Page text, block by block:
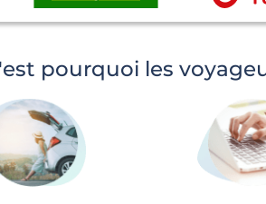
pourquoi les